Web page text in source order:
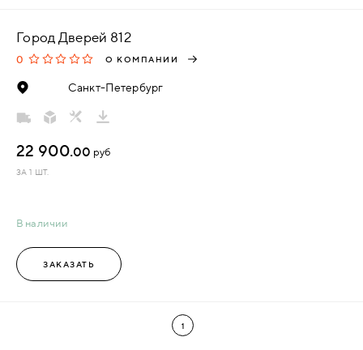
Город Дверей 812
0 О КОМПАНИИ
Санкт-Петербург
В наличии
22 900.00 руб
ЗА 1 ШТ.
ЗАКАЗАТЬ
1